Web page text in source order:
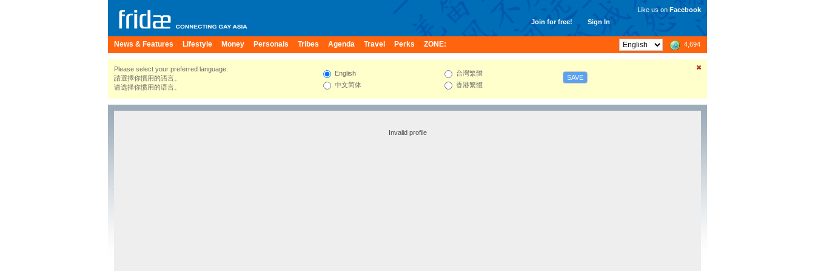
Join for free! Sign In
Like us on Facebook
News & Features Lifestyle Money Personals Tribes Agenda Travel Perks ZONE: 4,694
Please select your preferred language.
請選擇你慣用的語言。
请选择你惯用的语言。
English
中文简体
台灣繁體
香港繁體
SAVE
Invalid profile